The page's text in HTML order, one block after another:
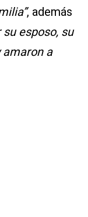
, además
su esposo, su
amaron a